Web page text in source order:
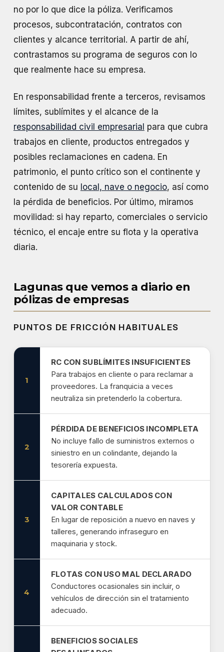
no por lo que dice la póliza. Verificamos
procesos, subcontratación, contratos con
clientes y alcance territorial. A partir de ahí,
contrastamos su programa de seguros con lo
que realmente hace su empresa.
En responsabilidad frente a terceros, revisamos
límites, sublímites y el alcance de la
responsabilidad civil empresarial para que cubra
trabajos en cliente, productos entregados y
posibles reclamaciones en cadena. En
patrimonio, el punto crítico son el continente y
contenido de su local, nave o negocio, así como
la pérdida de beneficios. Por último, miramos
movilidad: si hay reparto, comerciales o servicio
técnico, el encaje entre su flota y la operativa
diaria.
Lagunas que vemos a diario en
pólizas de empresas
PUNTOS DE FRICCIÓN HABITUALES
1
RC CON SUBLÍMITES INSUFICIENTES
Para trabajos en cliente o para reclamar a
proveedores. La franquicia a veces
neutraliza sin pretenderlo la cobertura.
2
PÉRDIDA DE BENEFICIOS INCOMPLETA
No incluye fallo de suministros externos o
siniestro en un colindante, dejando la
tesorería expuesta.
3
CAPITALES CALCULADOS CON
VALOR CONTABLE
En lugar de reposición a nuevo en naves y
talleres, generando infraseguro en
maquinaria y stock.
4
FLOTAS CON USO MAL DECLARADO
Conductores ocasionales sin incluir, o
vehículos de dirección sin el tratamiento
adecuado.
BENEFICIOS SOCIALES